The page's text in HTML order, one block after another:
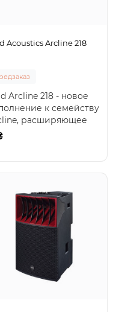
Acoustics Arcline 218
Arcline 218 - новое
к семейству
расширяющее